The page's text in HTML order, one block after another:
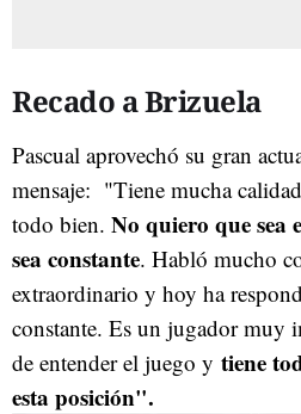
Recado a Brizuela
Pascual aprovechó su gran
mensaje: "Tiene mucha
todo bien. No quiero que sea
sea constante. Habló mucho
extraordinario y hoy ha
constante. Es un jugador muy
de entender el juego y tiene
esta posición".